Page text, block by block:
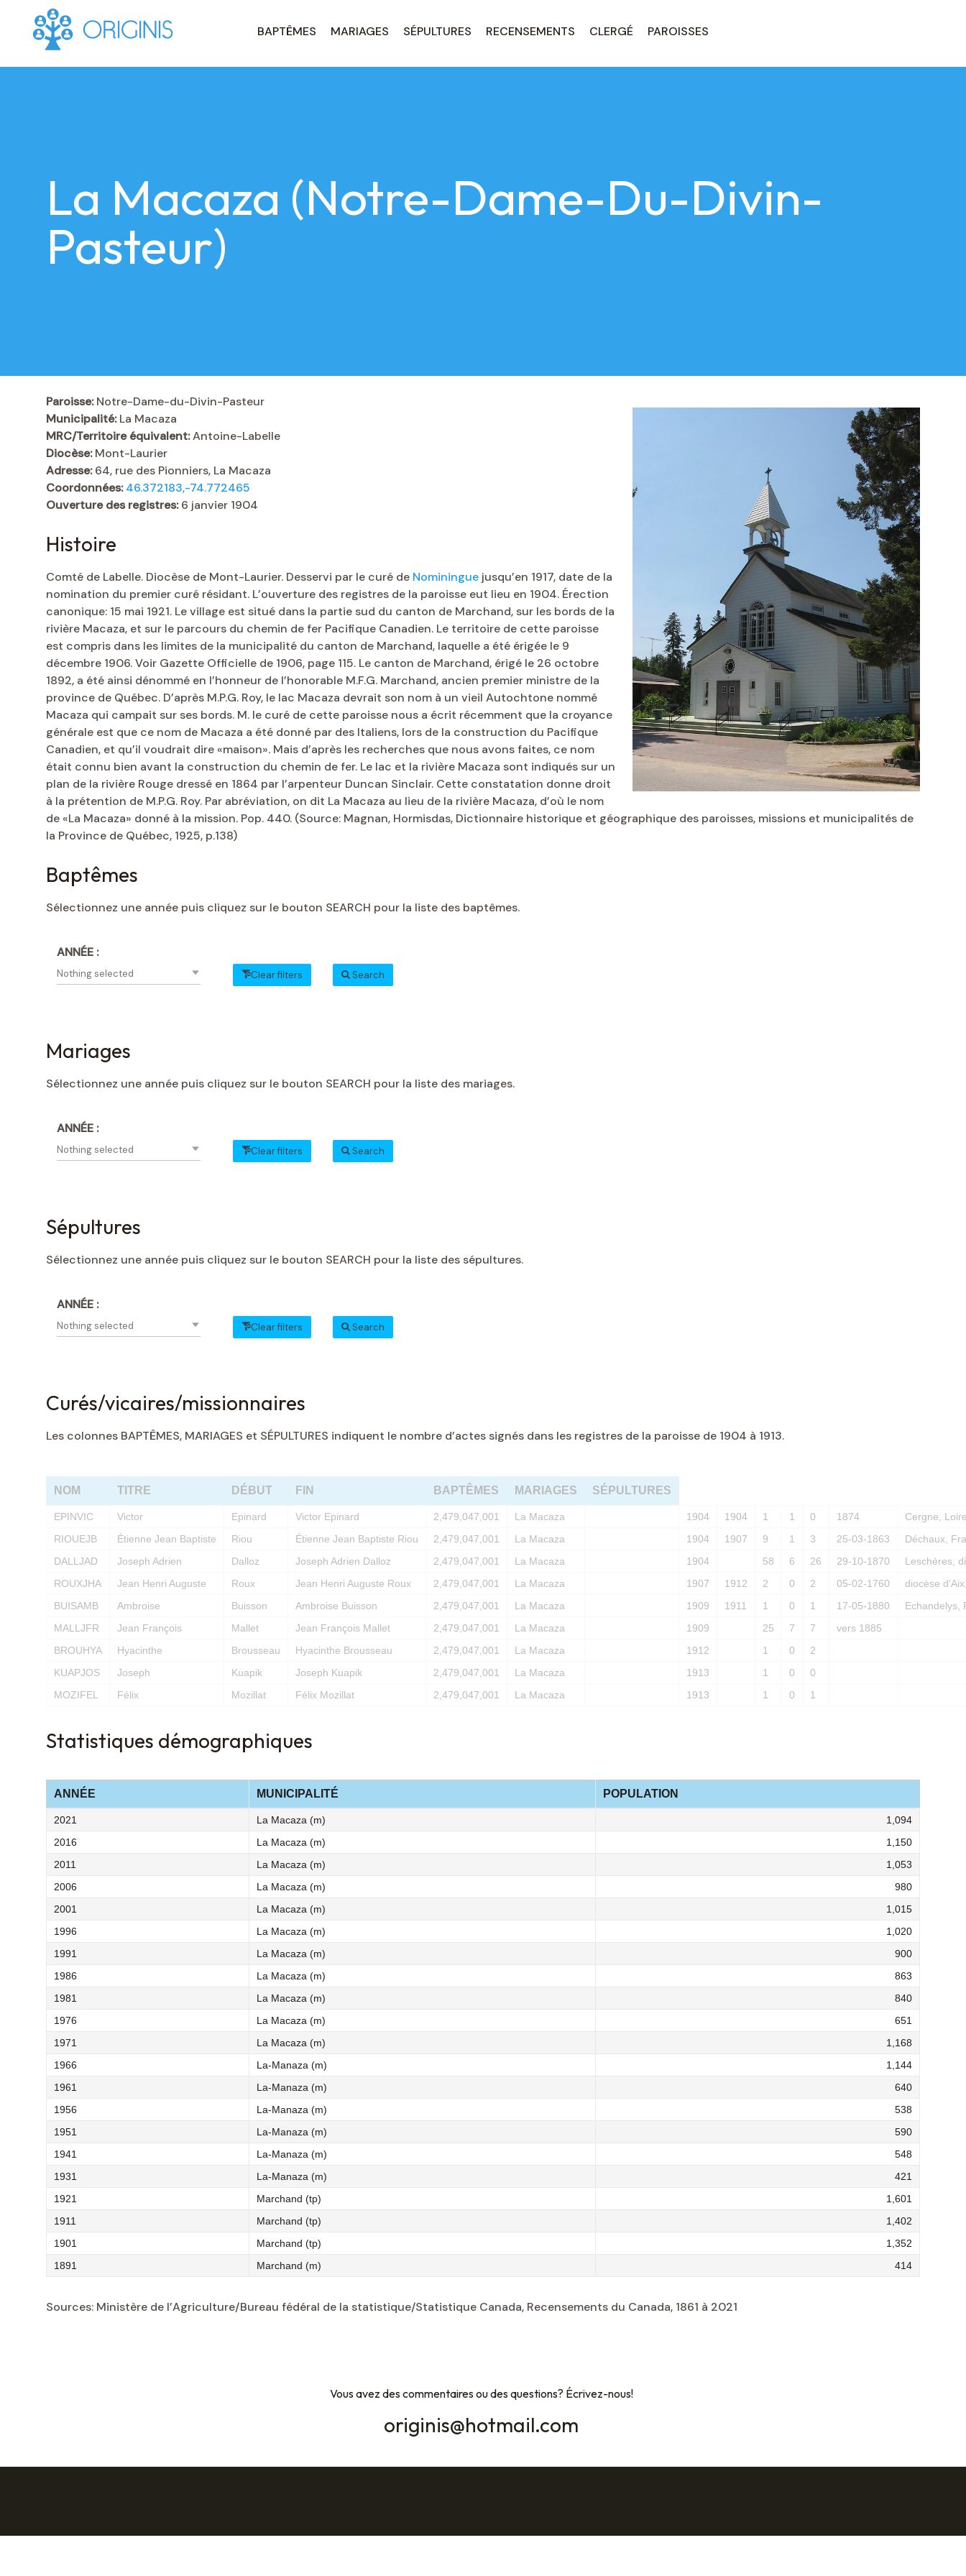
Skip
BAPTÊMES MARIAGES SÉPULTURES RECENSEMENTS CLERGÉ PAROISSES
La Macaza (Notre-Dame-Du-Divin-
Pasteur)
Paroisse:Notre-Dame-du-Divin-Pasteur
Municipalité:La Macaza
MRC/Territoire équivalent:Antoine-Labelle
Diocèse:Mont-Laurier
Adresse:64, rue des Pionniers, La Macaza
Coordonnées: 46.372183,-74.772465
Ouverture des registres:6 janvier 1904
Histoire
Comté de Labelle. Diocèse de Mont-Laurier. Desservi par le curé de Nominingue jusqu’en 1917, date de la
nomination du premier curé résidant. L’ouverture des registres de la paroisse eut lieu en 1904. Érection
canonique: 15 mai 1921. Le village est situé dans la partie sud du canton de Marchand, sur les bords de la
rivière Macaza, et sur le parcours du chemin de fer Pacifique Canadien. Le territoire de cette paroisse
est compris dans les limites de la municipalité du canton de Marchand, laquelle a été érigée le 9
décembre 1906. Voir Gazette Officielle de 1906, page 115. Le canton de Marchand, érigé le 26 octobre
1892, a été ainsi dénommé en l’honneur de l’honorable M.F.G. Marchand, ancien premier ministre de la
province de Québec. D’après M.P.G. Roy, le lac Macaza devrait son nom à un vieil Autochtone nommé
Macaza qui campait sur ses bords. M. le curé de cette paroisse nous a écrit récemment que la croyance
générale est que ce nom de Macaza a été donné par des Italiens, lors de la construction du Pacifique
Canadien, et qu’il voudrait dire «maison». Mais d’après les recherches que nous avons faites, ce nom
était connu bien avant la construction du chemin de fer. Le lac et la rivière Macaza sont indiqués sur un
plan de la rivière Rouge dressé en 1864 par l’arpenteur Duncan Sinclair. Cette constatation donne droit
à la prétention de M.P.G. Roy. Par abréviation, on dit La Macaza au lieu de la rivière Macaza, d’où le nom
de «La Macaza» donné à la mission. Pop. 440. (Source: Magnan, Hormisdas, Dictionnaire historique et géographique des paroisses, missions et municipalités de
la Province de Québec, 1925, p.138)
Baptêmes
Sélectionnez une année puis cliquez sur le bouton SEARCH pour la liste des baptêmes.
ANNÉE :
Nothing selected Clear filters Search
Mariages
Sélectionnez une année puis cliquez sur le bouton SEARCH pour la liste des mariages.
ANNÉE :
Nothing selected Clear filters Search
Sépultures
Sélectionnez une année puis cliquez sur le bouton SEARCH pour la liste des sépultures.
ANNÉE :
Nothing selected Clear filters Search
Curés/vicaires/missionnaires
Les colonnes BAPTÊMES, MARIAGES et SÉPULTURES indiquent le nombre d’actes signés dans les registres de la paroisse de 1904 à 1913.
NOM TITRE DÉBUT FIN BAPTÊMES MARIAGES SÉPULTURES
EPINVIC Victor Epinard Victor Epinard 2,479,047,001 La Macaza 1904 1904 1 1 0 1874
Cergne,
RIOUEJB
Étienne Jean Baptiste Riou Étienne Jean Baptiste Riou 2,479,047,001 La Macaza 1904 1907 9 1 3 25-03-1863
Déchaux,
DALLJAD
Joseph Adrien Dalloz Joseph Adrien Dalloz 2,479,047,001 La Macaza 1904 58 6 26 29-10-1870
Leschères,
ROUXJHA
Jean Henri Auguste Roux Jean Henri Auguste Roux 2,479,047,001 La Macaza 1907 1912 2 0 2 05-02-1760
diocèse
BUISAMB
Ambroise Buisson Ambroise Buisson 2,479,047,001 La Macaza 1909 1911 1 0 1 17-05-1880
Echandelys,
MALLJFR
Jean François Mallet Jean François Mallet 2,479,047,001 La Macaza 1909 25 7 7
vers 1885
BROUHYA
Hyacinthe Brousseau Hyacinthe Brousseau 2,479,047,001 La Macaza 1912 1 0
2
KUAPJOS
Joseph Kuapik Joseph Kuapik 2,479,047,001 La Macaza 1913 1 0
0
MOZIFEL
Félix Mozillat Félix Mozillat 2,479,047,001 La Macaza 1913 1 0 1
Statistiques démographiques
ANNÉE MUNICIPALITÉ POPULATION
2021 La Macaza (m)
1,094
2016
La Macaza (m)
1,150
2011
La Macaza (m)
1,053
2006
La Macaza (m)
980
2001
La Macaza (m)
1,015
1996
La Macaza (m)
1,020
1991
La Macaza (m)
900
1986
La Macaza (m)
863
1981
La Macaza (m)
840
1976
La Macaza (m)
651
1971
La Macaza (m)
1,168
1966
La-Manaza (m)
1,144
1961
La-Manaza (m)
640
1956
La-Manaza (m)
538
1951
La-Manaza (m)
590
1941
La-Manaza (m)
548
1931
La-Manaza (m)
421
1921
Marchand (tp)
1,601
1911
Marchand (tp)
1,402
1901
Marchand (tp)
1,352
1891
Marchand (m) 414
Sources: Ministère de l’Agriculture/Bureau fédéral de la statistique/Statistique Canada, Recensements du Canada, 1861 à 2021
Vous avez des commentaires ou des questions? Écrivez-nous!
originis@hotmail.com